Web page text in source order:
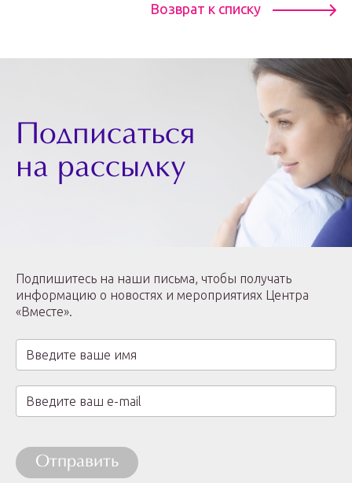
Возврат к списку
Подписаться
на рассылку
Подпишитесь на наши письма, чтобы получать
информацию о новостях и мероприятиях Центра
«Вместе».
Отправить